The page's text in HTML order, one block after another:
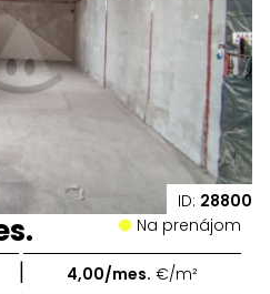
ID: 28800
Na prenájom
| 4,00/mes. €/m²